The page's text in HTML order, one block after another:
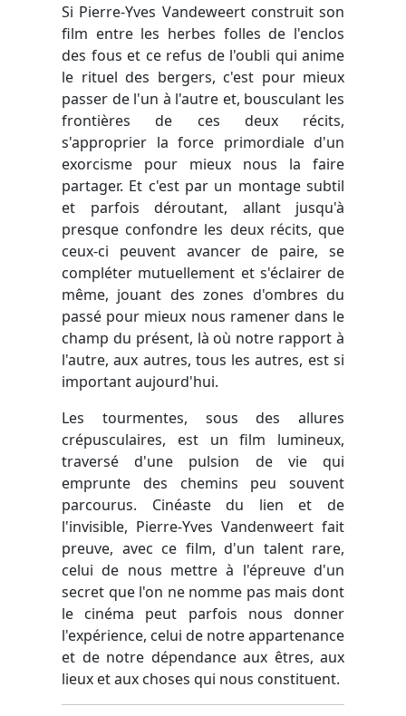
Si Pierre-Yves Vandeweert construit son
film entre les herbes folles de l'enclos
des fous et ce refus de l'oubli qui anime
le rituel des bergers, c'est pour mieux
passer de l'un à l'autre et, bousculant les
frontières de ces deux récits,
s'approprier la force primordiale d'un
exorcisme pour mieux nous la faire
partager. Et c'est par un montage subtil
et parfois déroutant, allant jusqu'à
presque confondre les deux récits, que
ceux-ci peuvent avancer de paire, se
compléter mutuellement et s'éclairer de
même, jouant des zones d'ombres du
passé pour mieux nous ramener dans le
champ du présent, là où notre rapport à
l'autre, aux autres, tous les autres, est si
important aujourd'hui.
Les tourmentes, sous des allures
crépusculaires, est un film lumineux,
traversé d'une pulsion de vie qui
emprunte des chemins peu souvent
parcourus. Cinéaste du lien et de
l'invisible, Pierre-Yves Vandenweert fait
preuve, avec ce film, d'un talent rare,
celui de nous mettre à l'épreuve d'un
secret que l'on ne nomme pas mais dont
le cinéma peut parfois nous donner
l'expérience, celui de notre appartenance
et de notre dépendance aux êtres, aux
lieux et aux choses qui nous constituent.